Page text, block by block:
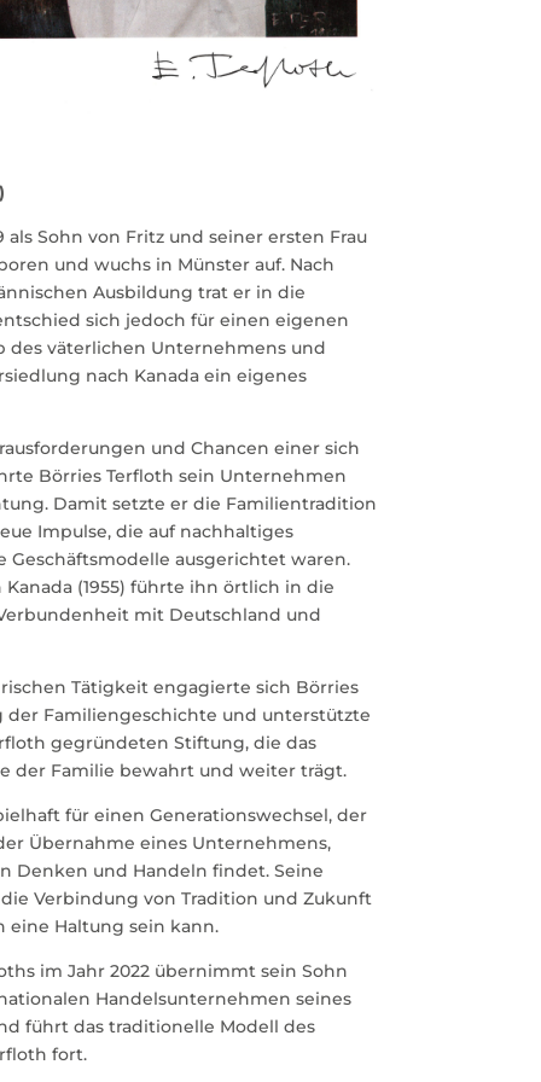
als Sohn von Fritz und seiner ersten Frau
und wuchs in Münster auf. Nach
Ausbildung trat er in die
sich jedoch für einen eigenen
des väterlichen Unternehmens und
nach Kanada ein eigenes
und Chancen einer sich
Börries Terfloth sein Unternehmen
Damit setzte er die Familientradition
Impulse, die auf nachhaltiges
ausgerichtet waren.
(1955) führte ihn örtlich in die
mit Deutschland und
Tätigkeit engagierte sich Börries
der Familiengeschichte und unterstützte
gegründeten Stiftung, die das
der Familie bewahrt und weiter trägt.
für einen Generationswechsel, der
Übernahme eines Unternehmens,
Denken und Handeln findet. Seine
Verbindung von Tradition und Zukunft
eine Haltung sein kann.
im Jahr 2022 übernimmt sein Sohn
Handelsunternehmen seines
führt das traditionelle Modell des
fort.